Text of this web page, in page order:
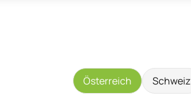
Österreich Schweiz